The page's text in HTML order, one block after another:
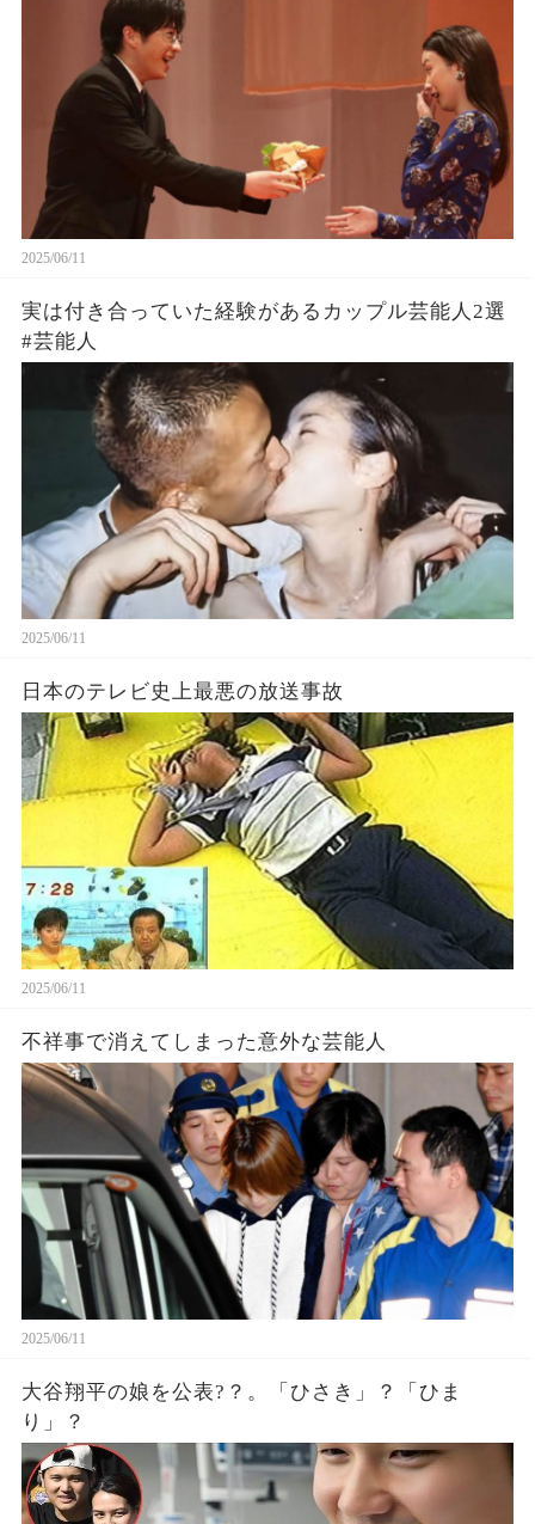
2025/06/11
実は付き合っていた経験があるカップル芸能人2選
#芸能人
2025/06/11
日本のテレビ史上最悪の放送事故
2025/06/11
不祥事で消えてしまった意外な芸能人
2025/06/11
大谷翔平の娘を公表?？。「ひさき」？「ひま
り」？